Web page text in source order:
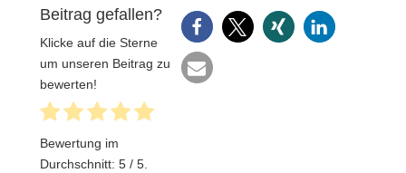
Beitrag gefallen?
Klicke auf die Sterne
um unseren Beitrag zu
bewerten!
Bewertung im
Durchschnitt: 5/ 5.